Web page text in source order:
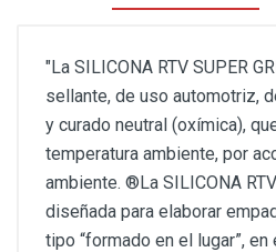
"La SILICONA RTV SUPER
sellante, de uso automotriz,
y curado neutral (oxímica),
temperatura ambiente, por
ambiente. ®La SILICONA
diseñada para elaborar
tipo “formado en el lugar”,